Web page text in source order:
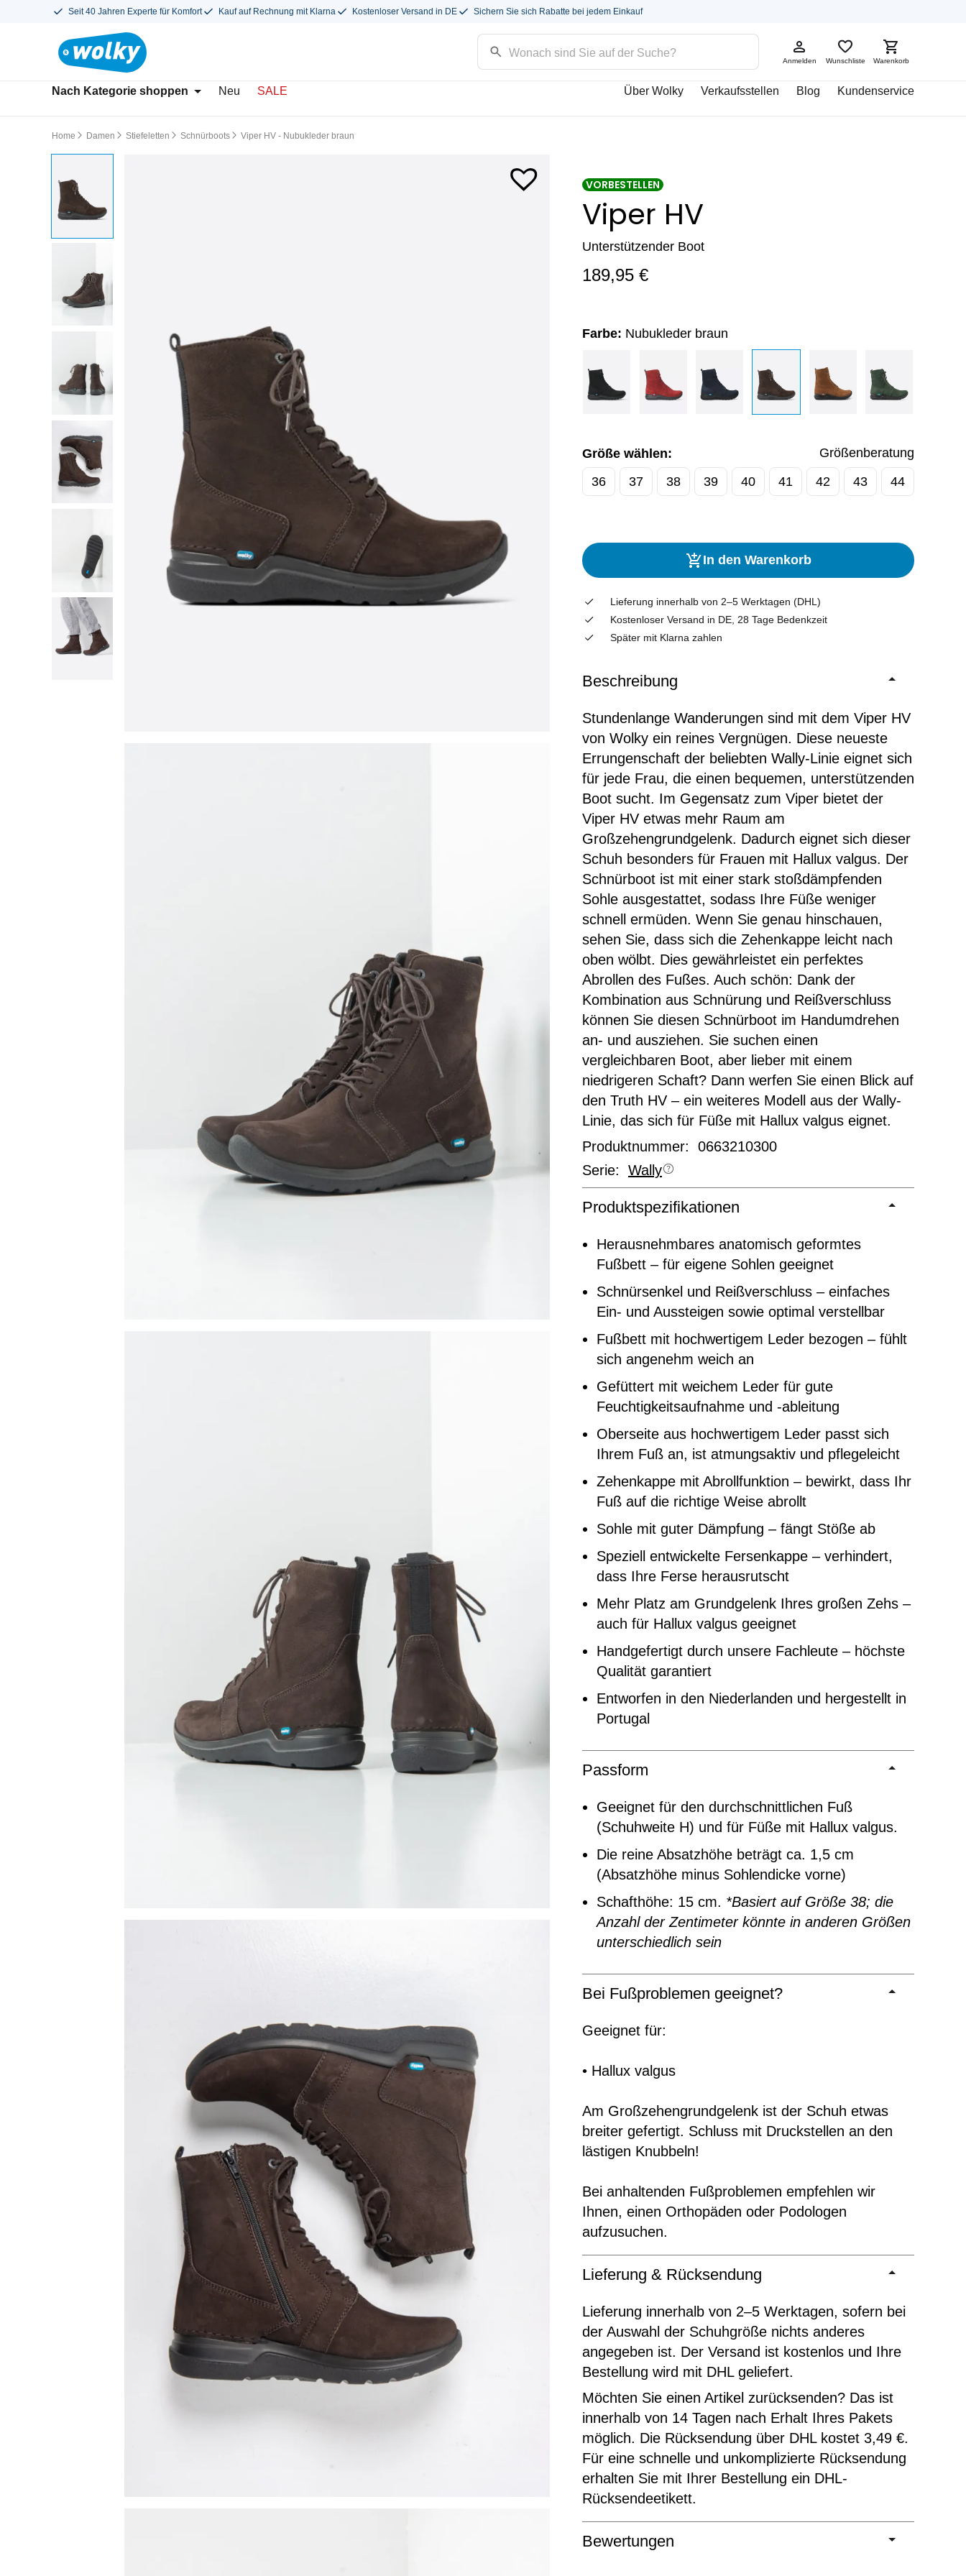
Seit 40 Jahren Experte für Komfort Kauf auf Rechnung mit Klarna Kostenloser Versand in DE Sichern Sie sich Rabatte bei jedem Einkauf
Anmelden Wunschliste Warenkorb
Nach Kategorie shoppen Neu SALE Über Wolky Verkaufsstellen Blog Kundenservice
Home Damen Stiefeletten Schnürboots Viper HV - Nubukleder braun
VORBESTELLEN
Viper HV
Unterstützender Boot
189,95 €
Farbe: Nubukleder braun
Größe wählen:
Größenberatung
36
37 38 39 40 41 42 43 44
In den Warenkorb
Lieferung innerhalb von 2–5 Werktagen (DHL)
Kostenloser Versand in DE, 28 Tage Bedenkzeit
Später mit Klarna zahlen
Beschreibung
Stundenlange Wanderungen sind mit dem Viper HV
von Wolky ein reines Vergnügen. Diese neueste
Errungenschaft der beliebten Wally-Linie eignet sich
für jede Frau, die einen bequemen, unterstützenden
Boot sucht. Im Gegensatz zum Viper bietet der
Viper HV etwas mehr Raum am
Großzehengrundgelenk. Dadurch eignet sich dieser
Schuh besonders für Frauen mit Hallux valgus. Der
Schnürboot ist mit einer stark stoßdämpfenden
Sohle ausgestattet, sodass Ihre Füße weniger
schnell ermüden. Wenn Sie genau hinschauen,
sehen Sie, dass sich die Zehenkappe leicht nach
oben wölbt. Dies gewährleistet ein perfektes
Abrollen des Fußes. Auch schön: Dank der
Kombination aus Schnürung und Reißverschluss
können Sie diesen Schnürboot im Handumdrehen
an- und ausziehen. Sie suchen einen
vergleichbaren Boot, aber lieber mit einem
niedrigeren Schaft? Dann werfen Sie einen Blick auf
den Truth HV – ein weiteres Modell aus der Wally-
Linie, das sich für Füße mit Hallux valgus eignet.
Produktnummer: 0663210300
Serie: Wally
Produktspezifikationen
Herausnehmbares anatomisch geformtes
Fußbett – für eigene Sohlen geeignet
Schnürsenkel und Reißverschluss – einfaches
Ein- und Aussteigen sowie optimal verstellbar
Fußbett mit hochwertigem Leder bezogen – fühlt
sich angenehm weich an
Gefüttert mit weichem Leder für gute
Feuchtigkeitsaufnahme und -ableitung
Oberseite aus hochwertigem Leder passt sich
Ihrem Fuß an, ist atmungsaktiv und pflegeleicht
Zehenkappe mit Abrollfunktion – bewirkt, dass Ihr
Fuß auf die richtige Weise abrollt
Sohle mit guter Dämpfung – fängt Stöße ab
Speziell entwickelte Fersenkappe – verhindert,
dass Ihre Ferse herausrutscht
Mehr Platz am Grundgelenk Ihres großen Zehs –
auch für Hallux valgus geeignet
Handgefertigt durch unsere Fachleute – höchste
Qualität garantiert
Entworfen in den Niederlanden und hergestellt in
Portugal
Passform
Geeignet für den durchschnittlichen Fuß
(Schuhweite H) und für Füße mit Hallux valgus.
Die reine Absatzhöhe beträgt ca. 1,5 cm
(Absatzhöhe minus Sohlendicke vorne)
Schafthöhe: 15 cm. *Basiert auf Größe 38; die
Anzahl der Zentimeter könnte in anderen Größen
unterschiedlich sein
Bei Fußproblemen geeignet?
Geeignet für:
• Hallux valgus
Am Großzehengrundgelenk ist der Schuh etwas
breiter gefertigt. Schluss mit Druckstellen an den
lästigen Knubbeln!
Bei anhaltenden Fußproblemen empfehlen wir
Ihnen, einen Orthopäden oder Podologen
aufzusuchen.
Lieferung & Rücksendung
Lieferung innerhalb von 2–5 Werktagen, sofern bei
der Auswahl der Schuhgröße nichts anderes
angegeben ist. Der Versand ist kostenlos und Ihre
Bestellung wird mit DHL geliefert.
Möchten Sie einen Artikel zurücksenden? Das ist
innerhalb von 14 Tagen nach Erhalt Ihres Pakets
möglich. Die Rücksendung über DHL kostet 3,49 €.
Für eine schnelle und unkomplizierte Rücksendung
erhalten Sie mit Ihrer Bestellung ein DHL-
Rücksendeetikett.
Bewertungen